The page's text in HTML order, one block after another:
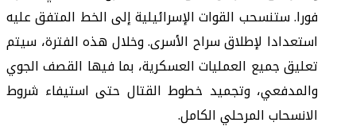
فورا. ستنسحب القوات الإسرائيلية إلى الخط المتفق عليه
استعدادا لإطلاق سراح الأسرى. وخلال هذه الفترة، سيتم
تعليق جميع العمليات العسكرية، بما فيها القصف الجوي
والمدفعي، وتجميد خطوط القتال حتى استيفاء شروط
الانسحاب المرحلي الكامل.